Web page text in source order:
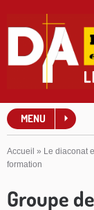
MENU
Accueil » Le diaconat
formation
Groupe